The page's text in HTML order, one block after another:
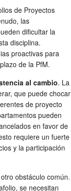
de Proyectos
las
dificultar la
disciplina.
proactivas para
de la PfM.
al cambio. La
que puede chocar
de proyecto
pueden
en favor de
requiere un fuerte
y la participación
obstáculo común.
se necesitan